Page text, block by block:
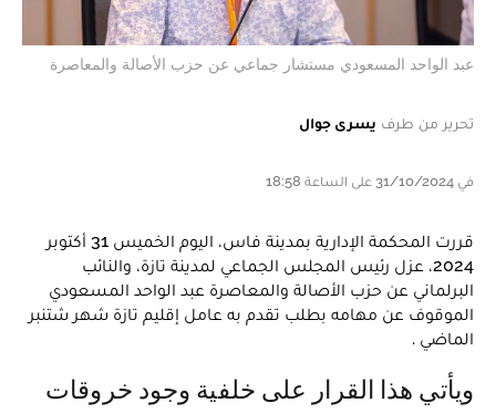
عبد الواحد المسعودي مستشار جماعي عن حزب الأصالة والمعاصرة
تحرير من طرف يسرى جوال
في 31/10/2024 على الساعة 18:58
قررت المحكمة الإدارية بمدينة فاس، اليوم الخميس 31 أكتوبر
2024، عزل رئيس المجلس الجماعي لمدينة تازة، والنائب
البرلماني عن حزب الأصالة والمعاصرة عبد الواحد المسعودي
الموقوف عن مهامه بطلب تقدم به عامل إقليم تازة شهر شتنبر
الماضي .
ويأتي هذا القرار على خلفية وجود خروقات